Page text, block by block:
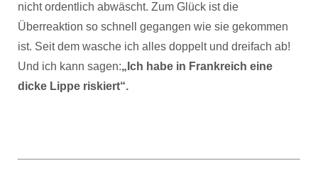
nicht ordentlich abwäscht. Zum Glück ist die
Überreaktion so schnell gegangen wie sie gekommen
ist. Seit dem wasche ich alles doppelt und dreifach ab!
Und ich kann sagen:„Ich habe in Frankreich eine
dicke Lippe riskiert“.